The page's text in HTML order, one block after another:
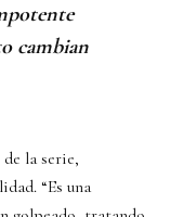
cambian
la serie,
“Es una